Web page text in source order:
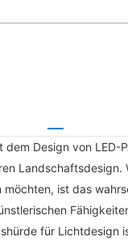
dem Design von LED-
Landschaftsdesign.
möchten, ist das
für Lichtdesign